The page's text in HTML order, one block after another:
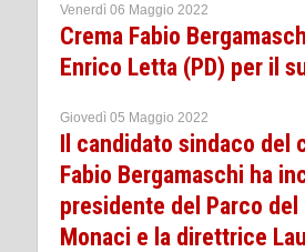
Venerdì 06 Maggio 2022
Crema Fabio
Enrico Letta (PD) per il
Giovedì 05 Maggio 2022
Il candidato sindaco del
Fabio Bergamaschi ha
presidente del Parco del
Monaci e la direttrice